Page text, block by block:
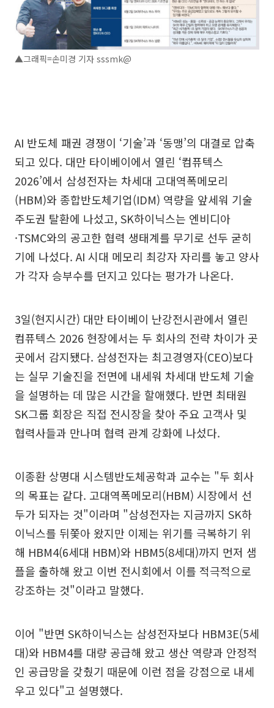
▲그래픽=손미경 기자 sssmk@
AI 반도체 패권 경쟁이 ‘기술’과 ‘동맹’의 대결로 압축
되고 있다. 대만 타이베이에서 열린 ‘컴퓨텍스
2026’에서 삼성전자는 차세대 고대역폭메모리
(HBM)와 종합반도체기업(IDM) 역량을 앞세워 기술
주도권 탈환에 나섰고, SK하이닉스는 엔비디아
·TSMC와의 공고한 협력 생태계를 무기로 선두 굳히
기에 나섰다. AI 시대 메모리 최강자 자리를 놓고 양사
가 각자 승부수를 던지고 있다는 평가가 나온다.
3일(현지시간) 대만 타이베이 난강전시관에서 열린
컴퓨텍스 2026 현장에서는 두 회사의 전략 차이가 곳
곳에서 감지됐다. 삼성전자는 최고경영자(CEO)보다
는 실무 기술진을 전면에 내세워 차세대 반도체 기술
을 설명하는 데 많은 시간을 할애했다. 반면 최태원
SK그룹 회장은 직접 전시장을 찾아 주요 고객사 및
협력사들과 만나며 협력 관계 강화에 나섰다.
이종환 상명대 시스템반도체공학과 교수는 "두 회사
의 목표는 같다. 고대역폭메모리(HBM) 시장에서 선
두가 되자는 것"이라며 "삼성전자는 지금까지 SK하
이닉스를 뒤쫓아 왔지만 이제는 위기를 극복하기 위
해 HBM4(6세대 HBM)와 HBM5(8세대)까지 먼저 샘
플을 출하해 왔고 이번 전시회에서 이를 적극적으로
강조하는 것"이라고 말했다.
이어 "반면 SK하이닉스는 삼성전자보다 HBM3E(5세
대)와 HBM4를 대량 공급해 왔고 생산 역량과 안정적
인 공급망을 갖췄기 때문에 이런 점을 강점으로 내세
우고 있다"고 설명했다.